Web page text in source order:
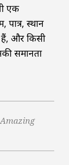
एक
पात्र, स्थान
और किसी
समानता
Amazing